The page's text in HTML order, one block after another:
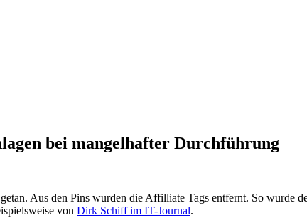
bei mangelhafter Durchführung
Aus den Pins wurden die Affilliate Tags entfernt. So wurde
von Dirk Schiff im IT-Journal.